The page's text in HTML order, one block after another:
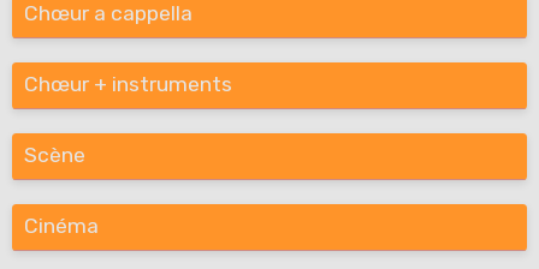
Chœur a cappella
Chœur + instruments
Scène
Cinéma